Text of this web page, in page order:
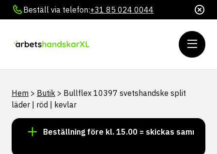
Beställ via telefon:+31 85 024 0044
Hem > Butik > Bullflex 10397 svetshandske split
läder | röd | kevlar
Beställning före kl. 15.00 = skickas samma dag